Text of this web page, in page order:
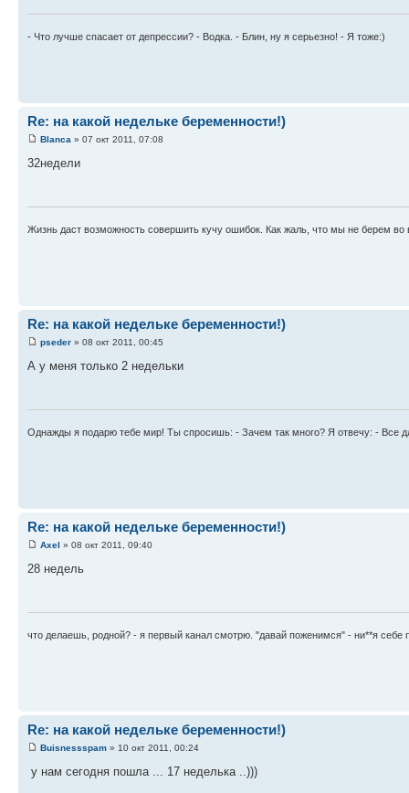
- Что лучше спасает от депрессии? - Водка. - Блин, ну я серьезно! - Я тоже:)
Re: на какой недельке беременности!)
Blanca » 07 окт 2011, 07:08
32недели
Жизнь даст возможность совершить кучу ошибок. Как жаль, что мы не берем во
Re: на какой недельке беременности!)
pseder » 08 окт 2011, 00:45
А у меня только 2 недельки
Однажды я подарю тебе мир! Ты спросишь: - Зачем так много? Я отвечу: -
Re: на какой недельке беременности!)
Axel » 08 окт 2011, 09:40
28 недель
что делаешь, родной? - я первый канал смотрю. "давай поженимся" - ни**я себе
Re: на какой недельке беременности!)
Buisnessspam » 10 окт 2011, 00:24
у нам сегодня пошла ... 17 неделька ..)))